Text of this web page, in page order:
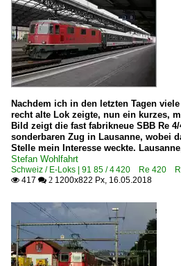
Nachdem ich in den letzten Tagen
recht alte Lok zeigte, nun ein kurzes,
Bild zeigt die fast fabrikneue SBB Re 4/
sonderbaren Zug in Lausanne, wobei
Stelle mein Interesse weckte.
Stefan Wohlfahrt
Schweiz / E-Loks | 91 85 / 4 420 Re 420
 417  2 1200x822 Px, 16.05.2018